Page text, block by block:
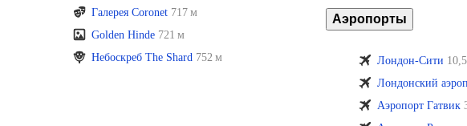
Галерея Coronet 717 м
Golden Hinde 721 м
Небоскреб The Shard 752 м
Аэропорты
Лондон-Сити
Лондонский
Аэропорт Гатвик